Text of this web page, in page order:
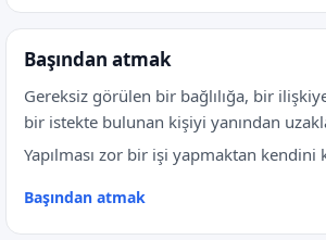
Başından atmak
Gereksiz görülen bir bağlılığa, bir
bir istekte bulunan kişiyi yanından
Yapılması zor bir işi yapmaktan kendini
Başından atmak